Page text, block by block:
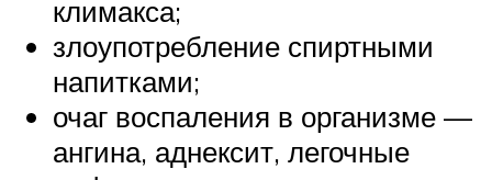
климакса;
злоупотребление спиртными
напитками;
очаг воспаления в организме —
ангина, аднексит, легочные